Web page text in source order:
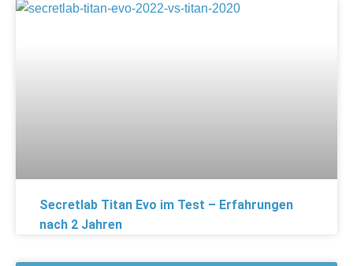
Secretlab Titan Evo im Test – Erfahrungen
nach 2 Jahren